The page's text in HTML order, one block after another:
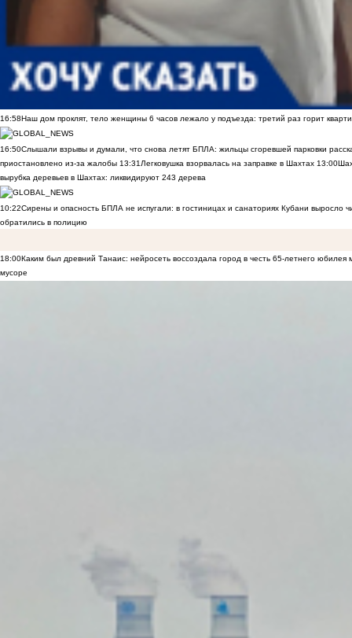
16:58Наш дом проклят, тело женщины 6 часов лежало у подъезда: третий раз горит
16:50Слышали взрывы и думали, что снова летят БПЛА: жильцы сгоревшей парковки
приостановлено из-за жалобы 13:31 Легковушка взорвалась на заправке в Шахтах 13:00
вырубка деревьев в Шахтах: ликвидируют 243 дерева
10:22Сирены и опасность БПЛА не испугали: в гостиницах и санаториях Кубани выросло
обратились в полицию
18:00Каким был древний Танаис: нейросеть воссоздала город в честь 65-летнего юбилея
мусоре